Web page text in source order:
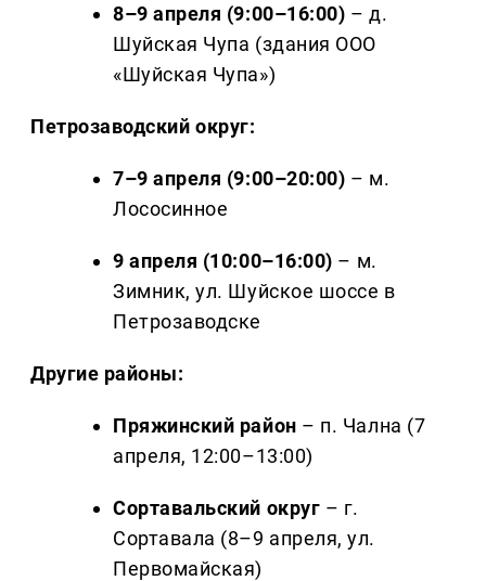
8–9 апреля (9:00–16:00) – д.
Шуйская Чупа (здания ООО
«Шуйская Чупа»)
Петрозаводский округ:
7–9 апреля (9:00–20:00) – м.
Лососинное
9 апреля (10:00–16:00) – м.
Зимник, ул. Шуйское шоссе в
Петрозаводске
Другие районы:
Пряжинский район – п. Чална (7
апреля, 12:00–13:00)
Сортавальский округ – г.
Сортавала (8–9 апреля, ул.
Первомайская)